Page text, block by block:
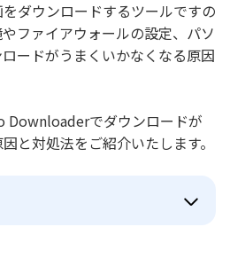
ダウンロードするツールですの
ファイアウォールの設定、パソ
ードがうまくいかなくなる原因
Downloaderでダウンロードが
と対処法をご紹介いたします。